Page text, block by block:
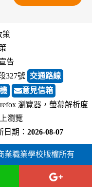
策
告
327號 交通路線
意見信箱
瀏覽器，螢幕解析度
瀏覽
日期： 2026-08-07
業職業學校版權所有